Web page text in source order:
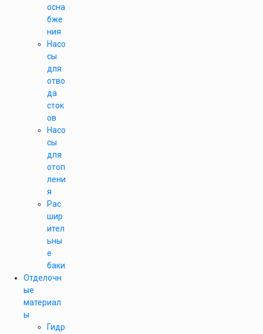
осна
бже
ния
Насо
сы
для
отво
да
сток
ов
Насо
сы
для
отоп
лени
я
Рас
шир
ител
ьны
е
баки
Отделочн
ые
материал
ы
Гидр